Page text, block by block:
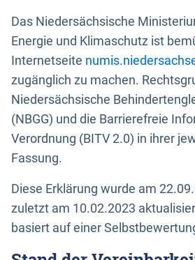
Das Niedersächsische
Energie und Klimaschutz ist
Internetseite
zugänglich zu machen.
Niedersächsische
(NBGG) und die Barrierefreie
Verordnung (BITV 2.0) in ihrer
Fassung.
Diese Erklärung wurde am
zuletzt am 10.02.2023
basiert auf einer